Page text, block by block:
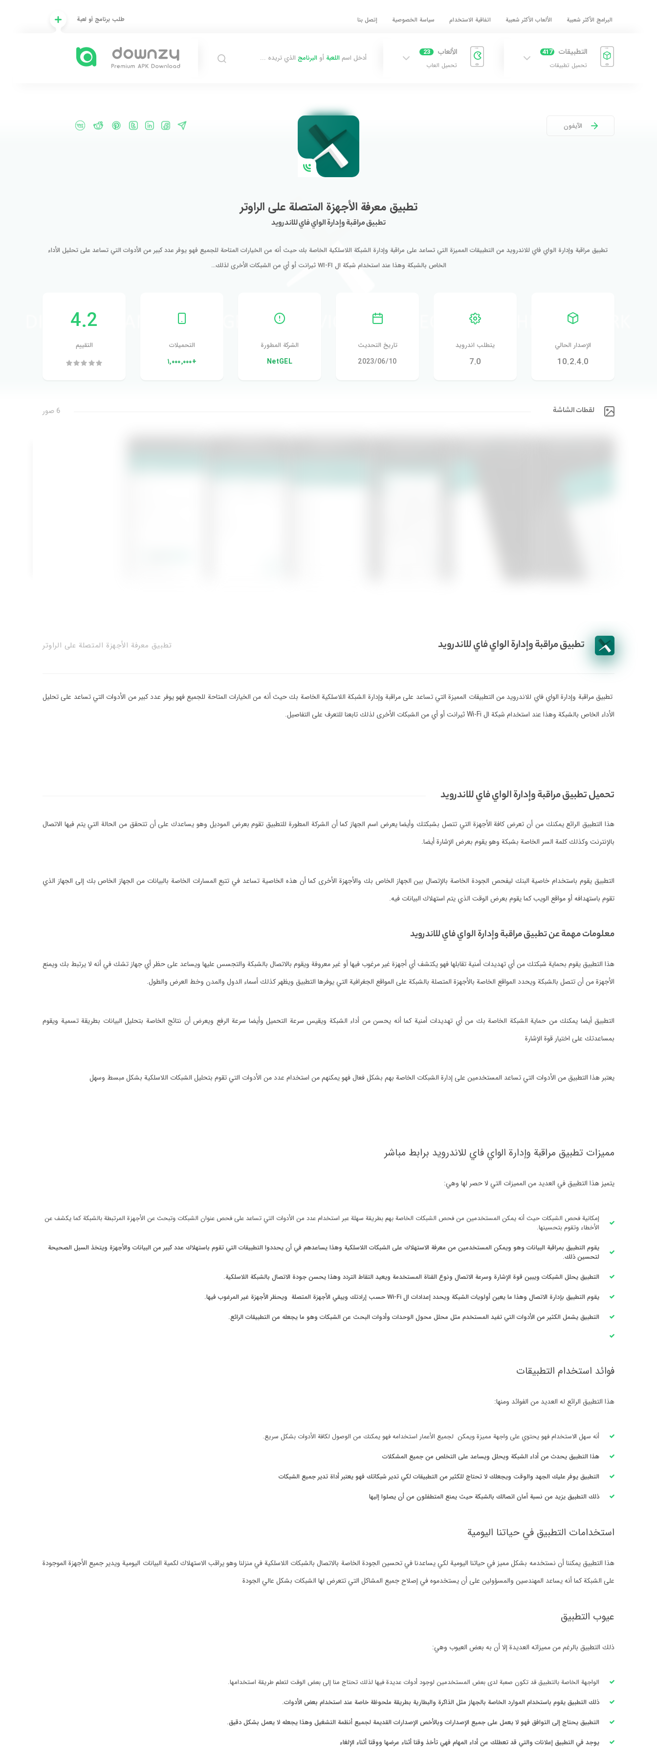
البرامج الأكثر شعبية الألعاب الأكثر شعبية اتفاقية الاستخدام سياسة الخصوصية إتصل بنا طلب برنامج أو لعبة
التطبيقات 417
تحميل تطبيقات
الألعاب 23
تحميل العاب
أدخل اسم اللعبة أو البرنامج الذي تريده ...
الآيفون
تطبيق معرفة الأجهزة المتصلة على الراوتر
تطبيق مراقبة وإدارة الواي فاي للاندرويد
‏تطبيق مراقبة وإدارة الواي فاي للاندرويد من التطبيقات المميزة التي تساعد على مراقبة وإدارة الشبكة اللاسلكية الخاصة بك حيث أنه من الخيارات المتاحة للجميع فهو يوفر عدد كبير من الأدوات التي تساعد على تحليل الأداء
الخاص بالشبكة وهذا عند استخدام شبكة ال WI-FI ثيرانت أو أي من الشبكات الأخرى لذلك…
الإصدار الحالي
10.2.4.0
يتطلب اندرويد
7.0
تاريخ التحديث
10‏/06‏/2023
الشركة المطورة
NetGEL
التحميلات
+١٬٠٠٠٬٠٠٠
4.2
التقييم
لقطات الشاشة 6 صور
تطبيق مراقبة وإدارة الواي فاي للاندرويد تطبيق معرفة الأجهزة المتصلة على الراوتر
‏تطبيق مراقبة وإدارة الواي فاي للاندرويد من التطبيقات المميزة التي تساعد على مراقبة وإدارة الشبكة اللاسلكية الخاصة بك حيث أنه من الخيارات المتاحة للجميع فهو يوفر عدد كبير من الأدوات التي تساعد على تحليل
الأداء الخاص بالشبكة وهذا عند استخدام شبكة ال Wi-Fi ثيرانت أو أي من الشبكات الأخرى لذلك تابعنا للتعرف على التفاصيل.
‏تحميل تطبيق مراقبة وإدارة الواي فاي للاندرويد
‏هذا التطبيق الرائع يمكنك من أن تعرض كافة الأجهزة التي تتصل بشبكتك وأيضا يعرض اسم الجهاز كما أن الشركة المطورة للتطبيق تقوم بعرض الموديل وهو يساعدك على أن تتحقق من الحالة التي يتم فيها الاتصال
بالإنترنت وكذلك كلمة السر الخاصة بشبكة وهو يقوم بعرض الإشارة أيضا.
‏التطبيق يقوم باستخدام خاصية البنك ليفحص الجودة الخاصة بالإتصال بين الجهاز الخاص بك والأجهزة الأخرى كما أن هذه الخاصية تساعد في تتبع المسارات الخاصة بالبيانات من الجهاز الخاص بك إلى الجهاز الذي
تقوم باستهدافه أو مواقع الويب كما يقوم بعرض الوقت الذي يتم استهلاك البيانات فيه.
معلومات مهمة عن تطبيق مراقبة وإدارة الواي فاي للاندرويد
‏هذا التطبيق يقوم بحماية شبكتك من أي تهديدات أمنية تقابلها فهو يكتشف أي أجهزة غير مرغوب فيها أو غير معروفة ويقوم بالاتصال بالشبكة والتجسس عليها ويساعد على حظر أي جهاز تشك في أنه لا يرتبط بك ويمنع
الأجهزة من أن تتصل بالشبكة ويحدد المواقع الخاصة بالأجهزة المتصلة بالشبكة على المواقع الجغرافية التي يوفرها التطبيق ويظهر كذلك أسماء الدول والمدن وخط العرض والطول.
‏التطبيق أيضا يمكنك من حماية الشبكة الخاصة بك من أي تهديدات أمنية كما أنه يحسن من أداء الشبكة ويقيس سرعة التحميل وأيضا سرعة الرفع ويعرض أن نتائج الخاصة بتحليل البيانات بطريقة تسمية ويقوم
بمساعدتك على اختيار قوة الإشارة
‏يعتبر هذا التطبيق من الأدوات التي تساعد المستخدمين على إدارة الشبكات الخاصة بهم بشكل فعال فهو يمكنهم من استخدام عدد من الأدوات التي تقوم بتحليل الشبكات اللاسلكية بشكل مبسط وسهل
‏مميزات تطبيق مراقبة وإدارة الواي فاي للاندرويد برابط مباشر
يتميز هذا التطبيق في العديد من المميزات التي لا حصر لها وهي:
إمكانية فحص الشبكات حيث أنه يمكن المستخدمين من فحص الشبكات الخاصة بهم بطريقة سهلة عبر استخدام عدد من الأدوات التي تساعد على فحص عنوان الشبكات وتبحث عن الأجهزة المرتبطة بالشبكة كما يكشف عن
الأخطاء وتقوم بتحسينها.
‏يقوم التطبيق بمراقبة البيانات وهو ويمكن المستخدمين من معرفة الاستهلاك على الشبكات اللاسلكية وهذا يساعدهم في أن يحددوا التطبيقات التي تقوم باستهلاك عدد كبير من البيانات والأجهزة ويتخذ السبل الصحيحة
لتحسين ذلك.
التطبيق يحلل الشبكات ويبين قوة الإشارة وسرعة الاتصال ونوع القناة المستخدمة ويعيد التقاط التردد وهذا يحسن جودة الاتصال بالشبكة اللاسلكية.
‏يقوم التطبيق بإدارة الاتصال وهذا ما يعين أولويات الشبكة ويحدد إعدادات ال Wi-Fi حسب إرادتك ويبقي الأجهزة المتصلة ويحظر الأجهزة غير المرغوب فيها.
التطبيق يشمل الكثير من الأدوات التي تفيد المستخدم مثل محلل محول الوحدات وأدوات البحث عن الشبكات وهو ما يجعله من التطبيقات الرائع.
‏فوائد استخدام التطبيقات
‏هذا التطبيق الرائع له العديد من الفوائد ومنها:
‏أنه سهل الاستخدام فهو يحتوي على واجهة مميزة ويمكن لجميع الأعمار استخدامه فهو يمكنك من الوصول لكافة الأدوات بشكل سريع.
‏هذا التطبيق يحدث من أداء الشبكة ويحلل ويساعد على التخلص من جميع المشكلات
التطبيق يوفر عليك الجهد والوقت ويجعلك لا تحتاج للكثير من التطبيقات لكي تدير شبكاتك فهو يعتبر أداة تدير جميع الشبكات
‏ذلك التطبيق يزيد من نسبة أمان اتصالك بالشبكة حيث يمنع المتطفلون من أن يصلوا إليها
‏استخدامات التطبيق في حياتنا اليومية
‏هذا التطبيق يمكننا أن نستخدمه بشكل مميز في حياتنا اليومية لكي يساعدنا في تحسين الجودة الخاصة بالاتصال بالشبكات اللاسلكية في منزلنا وهو يراقب الاستهلاك لكمية البيانات اليومية ويدير جميع الأجهزة الموجودة
على الشبكة كما أنه يساعد المهندسين والمسؤولين على أن يستخدموه في إصلاح جميع المشاكل التي تتعرض لها الشبكات بشكل عالي الجودة
‏عيوب التطبيق
‏ذلك التطبيق بالرغم من مميزاته العديدة إلا أن به بعض العيوب وهي:
‏الواجهة الخاصة بالتطبيق قد تكون صعبة لدى بعض المستخدمين لوجود أدوات عديدة فيها لذلك تحتاج منا إلى بعض الوقت لتعلم طريقة استخدامها.
ذلك التطبيق يقوم باستخدام الموارد الخاصة بالجهاز مثل الذاكرة والبطارية بطريقة ملحوظة خاصة عند استخدام بعض الأدوات.
التطبيق يحتاج إلى التوافق فهو لا يعمل على جميع الإصدارات وبالأخص الإصدارات القديمة لجميع أنظمة التشغيل وهذا يجعله لا يعمل بشكل دقيق.
يوجد في التطبيق إعلانات والتي قد تعطلك عن أداء المهام فهي تأخذ وقتا أثناء عرضها ووقتا أثناء الإلغاء